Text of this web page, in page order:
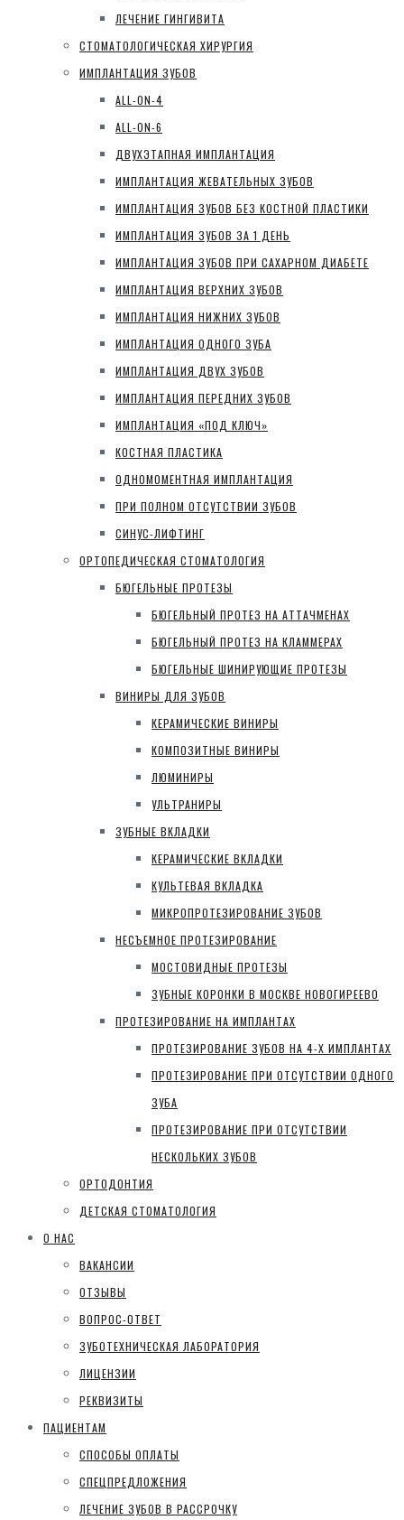
ЛЕЧЕНИЕ ГИНГИВИТА
СТОМАТОЛОГИЧЕСКАЯ ХИРУРГИЯ
ИМПЛАНТАЦИЯ ЗУБОВ
ALL-ON-4
ALL-ON-6
ДВУХЭТАПНАЯ ИМПЛАНТАЦИЯ
ИМПЛАНТАЦИЯ ЖЕВАТЕЛЬНЫХ ЗУБОВ
ИМПЛАНТАЦИЯ ЗУБОВ БЕЗ КОСТНОЙ ПЛАСТИКИ
ИМПЛАНТАЦИЯ ЗУБОВ ЗА 1 ДЕНЬ
ИМПЛАНТАЦИЯ ЗУБОВ ПРИ САХАРНОМ ДИАБЕТЕ
ИМПЛАНТАЦИЯ ВЕРХНИХ ЗУБОВ
ИМПЛАНТАЦИЯ НИЖНИХ ЗУБОВ
ИМПЛАНТАЦИЯ ОДНОГО ЗУБА
ИМПЛАНТАЦИЯ ДВУХ ЗУБОВ
ИМПЛАНТАЦИЯ ПЕРЕДНИХ ЗУБОВ
ИМПЛАНТАЦИЯ «ПОД КЛЮЧ»
КОСТНАЯ ПЛАСТИКА
ОДНОМОМЕНТНАЯ ИМПЛАНТАЦИЯ
ПРИ ПОЛНОМ ОТСУТСТВИИ ЗУБОВ
СИНУС-ЛИФТИНГ
ОРТОПЕДИЧЕСКАЯ СТОМАТОЛОГИЯ
БЮГЕЛЬНЫЕ ПРОТЕЗЫ
БЮГЕЛЬНЫЙ ПРОТЕЗ НА АТТАЧМЕНАХ
БЮГЕЛЬНЫЙ ПРОТЕЗ НА КЛАММЕРАХ
БЮГЕЛЬНЫЕ ШИНИРУЮЩИЕ ПРОТЕЗЫ
ВИНИРЫ ДЛЯ ЗУБОВ
КЕРАМИЧЕСКИЕ ВИНИРЫ
КОМПОЗИТНЫЕ ВИНИРЫ
ЛЮМИНИРЫ
УЛЬТРАНИРЫ
ЗУБНЫЕ ВКЛАДКИ
КЕРАМИЧЕСКИЕ ВКЛАДКИ
КУЛЬТЕВАЯ ВКЛАДКА
МИКРОПРОТЕЗИРОВАНИЕ ЗУБОВ
НЕСЪЕМНОЕ ПРОТЕЗИРОВАНИЕ
МОСТОВИДНЫЕ ПРОТЕЗЫ
ЗУБНЫЕ КОРОНКИ В МОСКВЕ НОВОГИРЕЕВО
ПРОТЕЗИРОВАНИЕ НА ИМПЛАНТАХ
ПРОТЕЗИРОВАНИЕ ЗУБОВ НА 4-Х ИМПЛАНТАХ
ПРОТЕЗИРОВАНИЕ ПРИ ОТСУТСТВИИ ОДНОГО
ЗУБА
ПРОТЕЗИРОВАНИЕ ПРИ ОТСУТСТВИИ
НЕСКОЛЬКИХ ЗУБОВ
ОРТОДОНТИЯ
ДЕТСКАЯ СТОМАТОЛОГИЯ
О НАС
ВАКАНСИИ
ОТЗЫВЫ
ВОПРОС-ОТВЕТ
ЗУБОТЕХНИЧЕСКАЯ ЛАБОРАТОРИЯ
ЛИЦЕНЗИИ
РЕКВИЗИТЫ
ПАЦИЕНТАМ
СПОСОБЫ ОПЛАТЫ
СПЕЦПРЕДЛОЖЕНИЯ
ЛЕЧЕНИЕ ЗУБОВ В РАССРОЧКУ